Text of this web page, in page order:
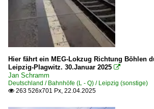
Hier fährt ein MEG-Lokzug Richtung Böhlen
Leipzig-Plagwitz. 30.Januar 2025 
Jan Schramm
Deutschland / Bahnhöfe (L - Q) / Leipzig (sonstige)
 263 526x701 Px, 22.04.2025